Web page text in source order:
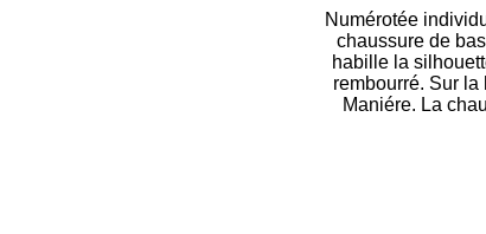
Numérotée
chaussure de
habille la
rembourré. Sur
Maniére. La